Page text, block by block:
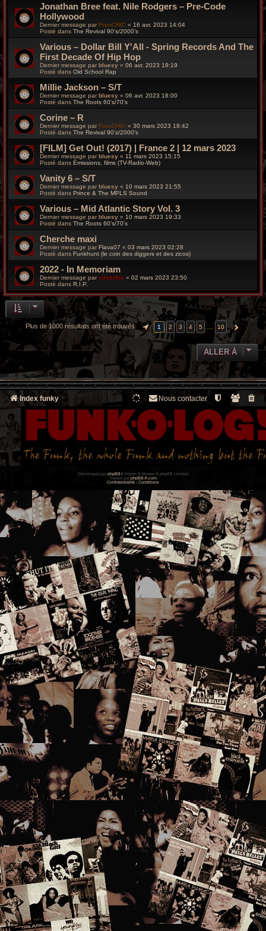
Jonathan Bree feat. Nile Rodgers – Pre-Code
Hollywood
Dernier message par FrenCHIC « 16 avr. 2023 14:04
Posté dans The Revival 90’s/2000’s
Various – Dollar Bill Y'All - Spring Records And The
First Decade Of Hip Hop
Dernier message par bluesy « 06 avr. 2023 19:19
Posté dans Old School Rap
Millie Jackson – S/T
Dernier message parbluesy « 06 avr. 2023 18:00
Posté dans The Roots 60's/70's
Corine – R
Dernier message par FrenCHIC « 30 mars 2023 18:42
Posté dans The Revival 90’s/2000’s
[FILM] Get Out! (2017) | France 2 | 12 mars 2023
Dernier message parbluesy « 11 mars 2023 15:15
Posté dans Émissions, films (TV-Radio-Web)
Vanity 6 – S/T
Dernier message par bluesy « 10 mars 2023 21:55
Posté dans Prince & The MPLS Sound
Various – Mid Atlantic Story Vol. 3
Dernier message parbluesy « 10 mars 2023 19:33
Posté dans The Roots 60's/70's
Cherche maxi
Dernier message par Flava07 « 03 mars 2023 02:28
Posté dans Funkhunt (le coin des diggers et des zicos)
2022 - In Memoriam
Dernier message parsilverfox « 02 mars 2023 23:50
Posté dans R.I.P.
Plus de 1000 résultats ont été trouvés PAGE SUR10
1 2 3 4 5 … 10 SUIVANTE
ALLER À
Index funky Nous contacter
Développé par phpBB® Forum Software © phpBB Limited
Traduit par phpBB-fr.com
Confidentialité
Conditions